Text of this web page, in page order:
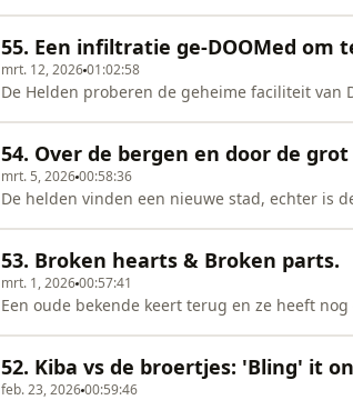
55. Een infiltratie ge-DOOMed om
mrt. 12, 202601:02:58
De Helden proberen de geheime faciliteit van
54. Over de bergen en door de
mrt. 5, 202600:58:36
De helden vinden een nieuwe stad, echter is
53. Broken hearts & Broken parts.
mrt. 1, 202600:57:41
Een oude bekende keert terug en ze heeft
52. Kiba vs de broertjes: 'Bling' it
feb. 23, 202600:59:46